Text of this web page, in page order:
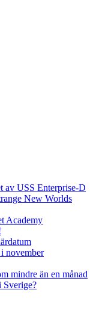
av USS Enterprise-D
New Worlds
Academy
november
mindre än en månad
Sverige?